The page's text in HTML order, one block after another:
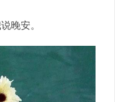
晚安。